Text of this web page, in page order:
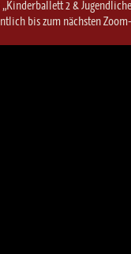
2 &
bis zum nächsten